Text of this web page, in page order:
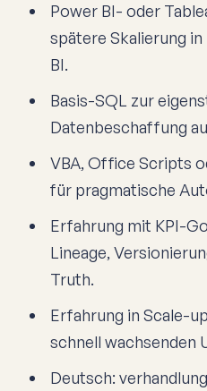
Power BI- oder
spätere Skalierung
BI.
Basis-SQL zur
Datenbeschaffung
VBA, Office Scripts
für pragmatische
Erfahrung mit KPI-
Lineage,
Truth.
Erfahrung in Scale-
schnell wachsenden
Deutsch: